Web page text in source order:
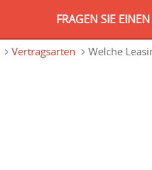
FRAGEN SIE
Vertragsarten Welche